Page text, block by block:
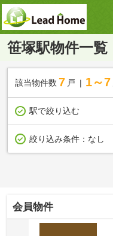
笹塚駅物件一覧
該当物件数 7 戸 1～7
駅で絞り込む
絞り込み条件： なし
会員物件